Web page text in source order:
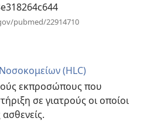
pubmed/22914710
(HLC)
εκπροσώπους που
σε γιατρούς οι οποίοι